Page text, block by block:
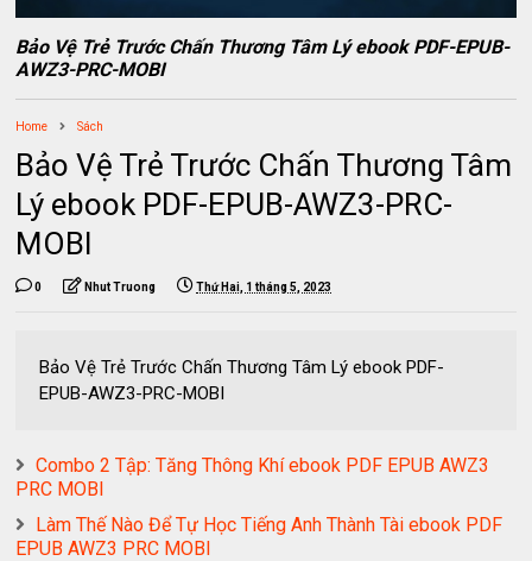
Bảo Vệ Trẻ Trước Chấn Thương Tâm Lý ebook PDF-EPUB-
AWZ3-PRC-MOBI
Home Sách
Bảo Vệ Trẻ Trước Chấn Thương Tâm
Lý ebook PDF-EPUB-AWZ3-PRC-
MOBI
0 Nhut Truong Thứ Hai, 1 tháng 5, 2023
Bảo Vệ Trẻ Trước Chấn Thương Tâm Lý ebook PDF-
EPUB-AWZ3-PRC-MOBI
Combo 2 Tập: Tăng Thông Khí ebook PDF EPUB AWZ3
PRC MOBI
Làm Thế Nào Để Tự Học Tiếng Anh Thành Tài ebook PDF
EPUB AWZ3 PRC MOBI